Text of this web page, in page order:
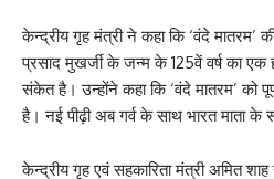
केन्द्रीय गृह मंत्री ने कहा कि ‘वंदे मातरम’
प्रसाद मुखर्जी के जन्म के 125वें वर्ष का एक
संकेत है। उन्होंने कहा कि ‘वंदे मातरम’ को
है। नई पीढ़ी अब गर्व के साथ भारत माता के
केन्द्रीय गृह एवं सहकारिता मंत्री अमित